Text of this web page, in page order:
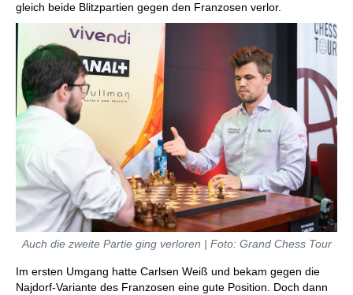
gleich beide Blitzpartien gegen den Franzosen verlor.
Auch die zweite Partie ging verloren | Foto: Grand Chess Tour
Im ersten Umgang hatte Carlsen Weiß und bekam gegen die
Najdorf-Variante des Franzosen eine gute Position. Doch dann